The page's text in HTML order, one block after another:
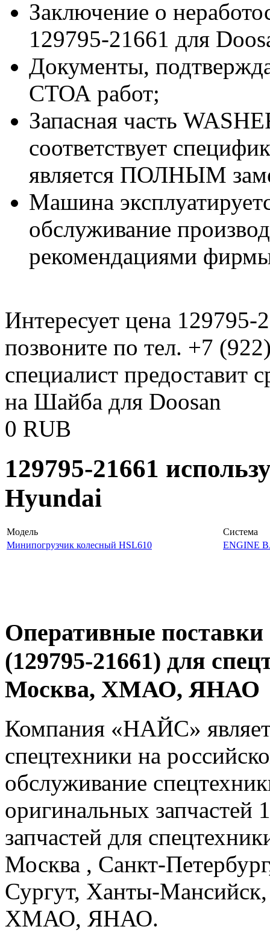
Заключение о
129795-21661 для
Документы,
СТОА работ;
Запасная часть
соответствует
является ПОЛНЫМ
Машина
обслуживание
рекомендациями
Интересует цена 129795-
позвоните по тел. +7
специалист предоставит
на Шайба для Doosan
0 RUB
129795-21661
Hyundai
Модель
Система
Минипогрузчик колесный HSL610
ENGINE
Оперативные
(129795-21661) для
Москва, ХМАО, ЯНАО
Компания «НАЙС»
спецтехники на
обслуживание
оригинальных
запчастей для
Москва , Санкт-
Сургут, Ханты-
ХМАО, ЯНАО.